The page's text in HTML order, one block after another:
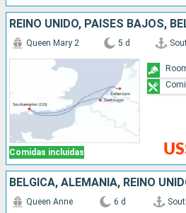
REINO UNIDO, PAISES BAJOS,
Comidas incluidas
Queen Mary 2 5 d
BÉLGICA, ALEMANIA, REINO
Queen Anne 6 d